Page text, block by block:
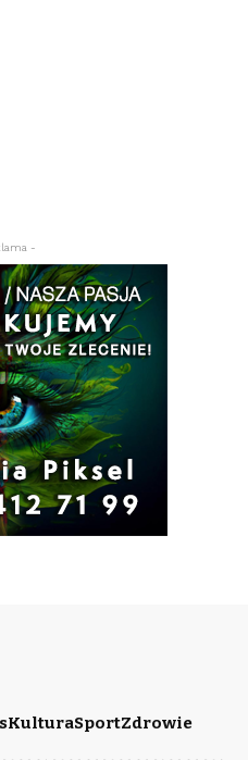
-
KulturaSportZdrowie